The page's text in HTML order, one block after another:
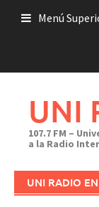
Menú
UNI
107.7 FM –
a la Radio
UNI RADIO